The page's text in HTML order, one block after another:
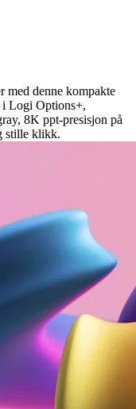
med denne kompakte
i Logi Options+,
8K ppt-presisjon på
stille klikk.